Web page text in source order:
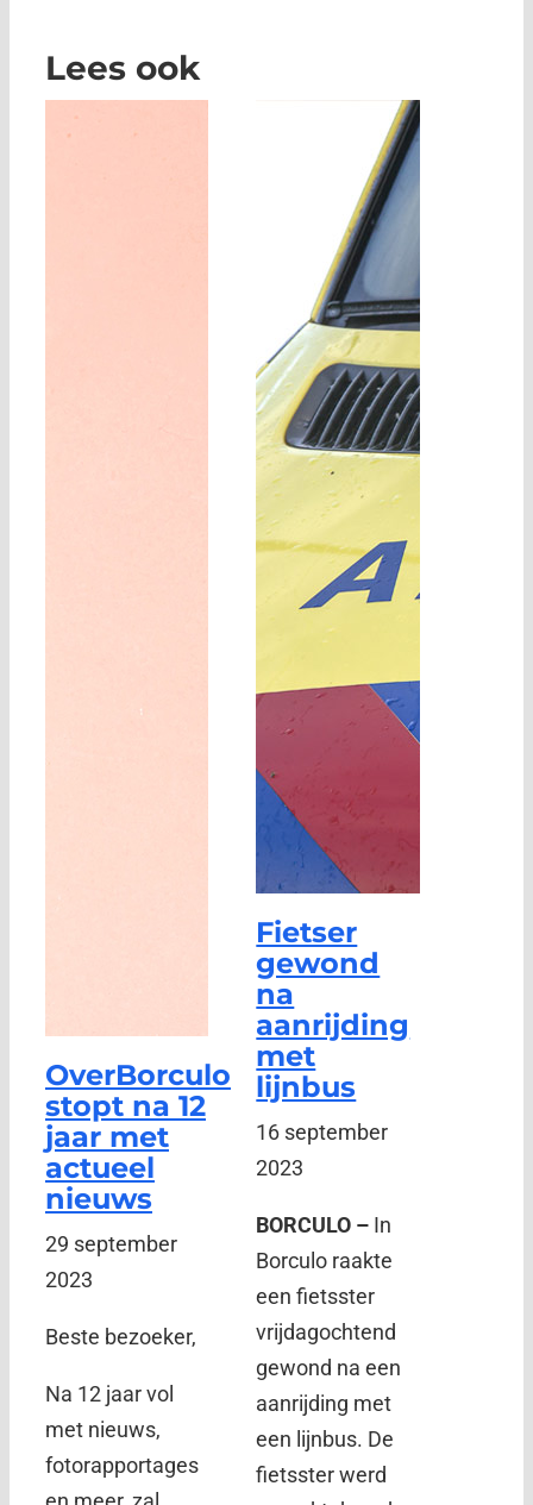
Lees ook
OverBorculo
stopt na 12
jaar met
actueel
nieuws
29 september
2023
Beste bezoeker,
Na 12 jaar vol
met nieuws,
fotorapportages
Fietser
gewond
na
aanrijding
met
lijnbus
16 september
2023
BORCULO – In
Borculo raakte
een fietsster
vrijdagochtend
gewond na een
aanrijding met
een lijnbus. De
fietsster werd